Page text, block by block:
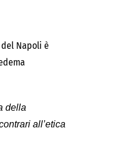
Napoli è
della
all’etica